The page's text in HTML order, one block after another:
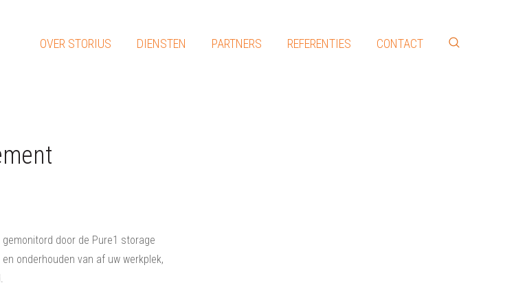
OVER STORIUS DIENSTEN PARTNERS REFERENTIES CONTACT
door de Pure1 storage
onderhouden van af uw werkplek,